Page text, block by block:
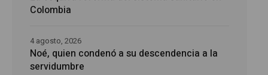
Colombia
Noé, quien condenó a su descendencia a la
servidumbre
4 agosto, 2026